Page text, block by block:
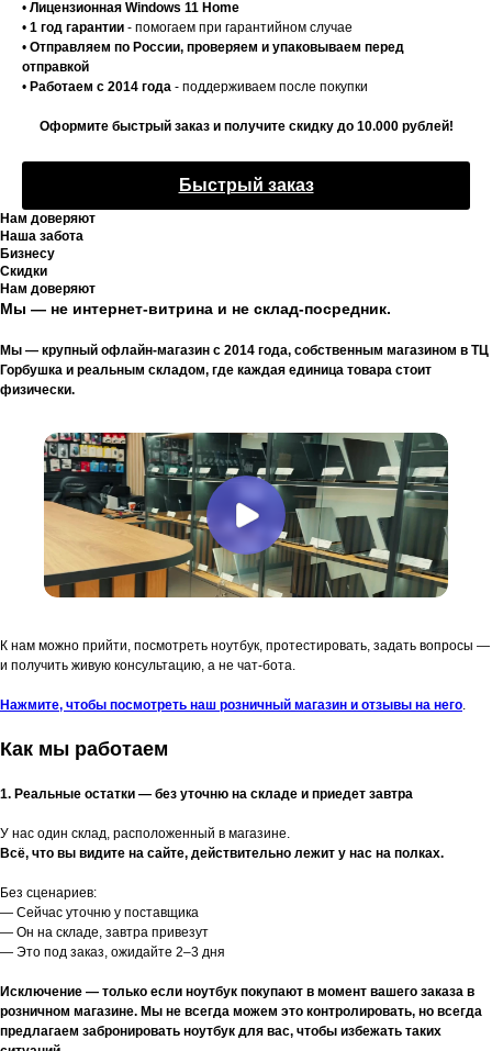
• Лицензионная Windows 11 Home
• 1 год гарантии - помогаем при гарантийном случае
• Отправляем по России, проверяем и упаковываем перед
отправкой
• Работаем с 2014 года - поддерживаем после покупки
Оформите быстрый заказ и получите скидку до 10.000 рублей!
Быстрый заказ
Нам доверяют
Наша забота
Бизнесу
Скидки
Нам доверяют
Мы — не интернет-витрина и не склад-посредник.
Мы — крупный офлайн-магазин с 2014 года, собственным магазином в ТЦ
Горбушка и реальным складом, где каждая единица товара стоит
физически.
К нам можно прийти, посмотреть ноутбук, протестировать, задать вопросы —
и получить живую консультацию, а не чат-бота.
Нажмите, чтобы посмотреть наш розничный магазин и отзывы на него.
Как мы работаем
1. Реальные остатки — без уточню на складе и приедет завтра
У нас один склад, расположенный в магазине.
Всё, что вы видите на сайте, действительно лежит у нас на полках.
Без сценариев:
— Сейчас уточню у поставщика
— Он на складе, завтра привезут
— Это под заказ, ожидайте 2–3 дня
Исключение — только если ноутбук покупают в момент вашего заказа в
розничном магазине. Мы не всегда можем это контролировать, но всегда
предлагаем забронировать ноутбук для вас, чтобы избежать таких